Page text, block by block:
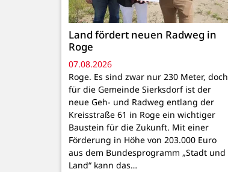
Land fördert neuen Radweg in
Roge
07.08.2026
Roge. Es sind zwar nur 230 Meter, doch
für die Gemeinde Sierksdorf ist der
neue Geh- und Radweg entlang der
Kreisstraße 61 in Roge ein wichtiger
Baustein für die Zukunft. Mit einer
Förderung in Höhe von 203.000 Euro
aus dem Bundesprogramm „Stadt und
Land“ kann das…